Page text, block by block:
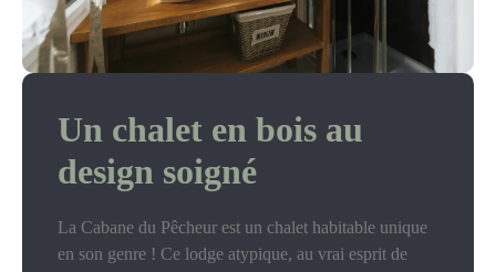
Un chalet en bois au
design soigné
La Cabane du Pêcheur est un chalet habitable unique
en son genre ! Ce lodge atypique, au vrai esprit de